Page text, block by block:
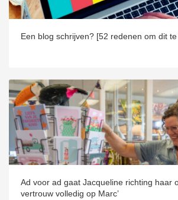
Een blog schrijven? [52 redenen om dit
Ad voor ad gaat Jacqueline richting haar
vertrouw volledig op Marc’
te
over
van
op